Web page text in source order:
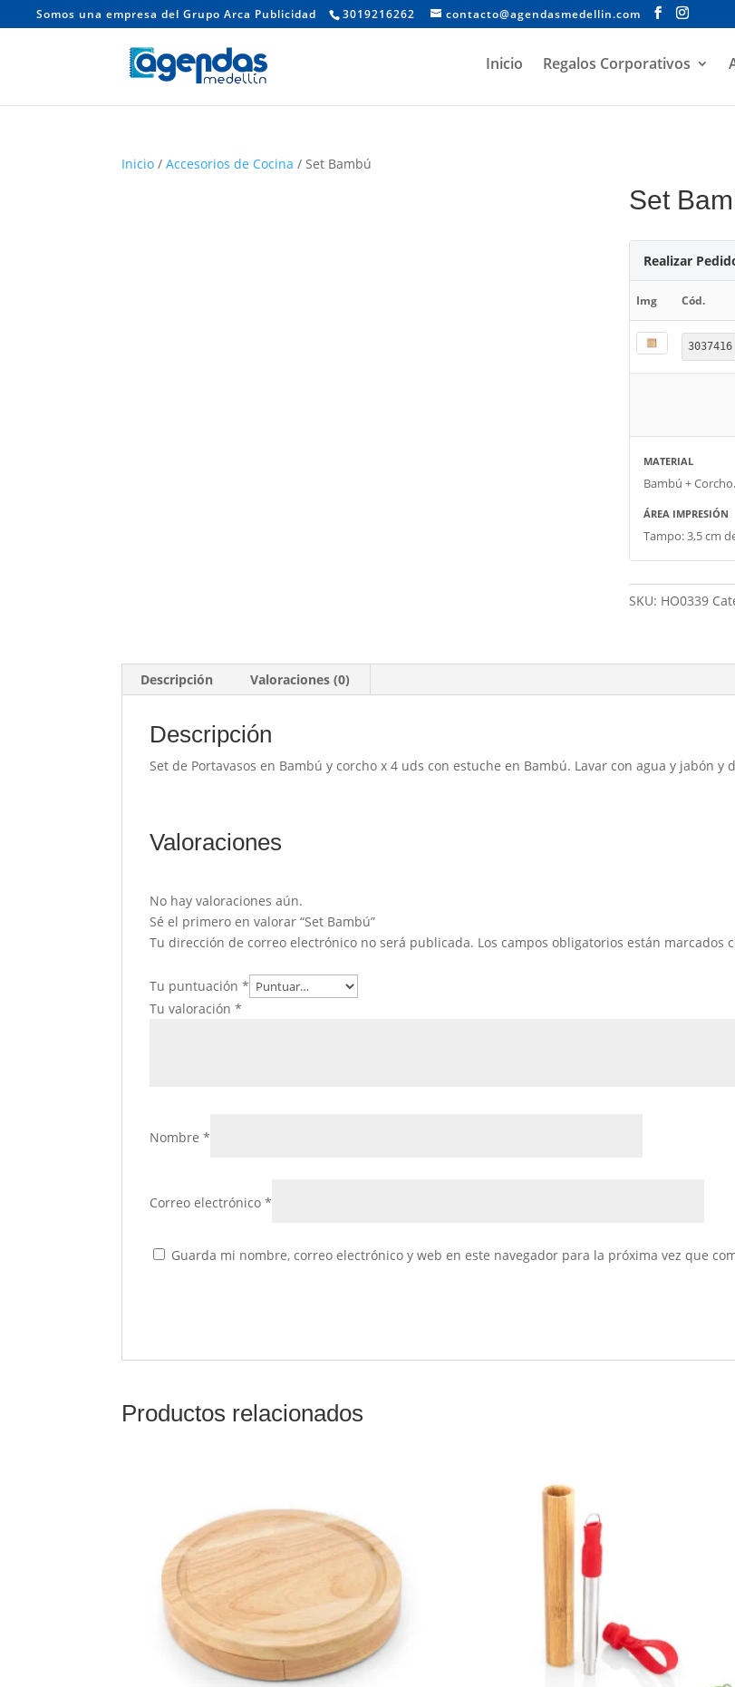
Somos una empresa del Grupo Arca Publicidad 3019216262 contacto@agendasmedellin.com
Inicio Regalos Corporativos
Inicio /Accesorios de Cocina / Set Bambú
Set
Realizar
Img Cód.
3037416
MATERIAL
Bambú + Corcho.
ÁREA IMPRESIÓN
Tampo: 3,5 cm
SKU: HO0339
Descripción Valoraciones (0)
Descripción
Set de Portavasos en Bambú y corcho x 4 uds con estuche en Bambú. Lavar con agua y jabón y
Valoraciones
No hay valoraciones aún.
Sé el primero en valorar “Set Bambú”
Tu dirección de correo electrónico no será publicada. Los campos obligatorios están marcados
Tu puntuación*
Tu valoración*
Nombre*
Correo electrónico*
Guarda mi nombre, correo electrónico y web en este navegador para la próxima vez que
Productos relacionados